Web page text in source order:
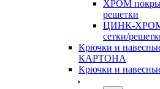
ХРОМ
решетки
ЦИНК-ХРОМ
сетки/
Крючки и
КАРТОНА
Крючки и